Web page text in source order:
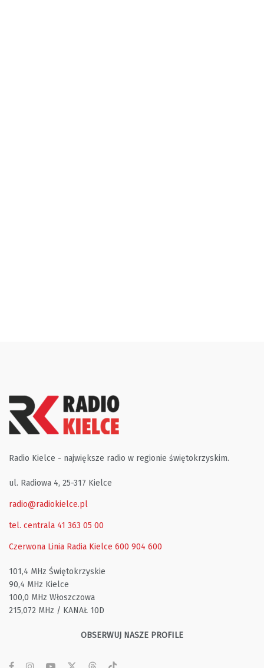
Radio Kielce - największe radio w regionie świętokrzyskim.
ul. Radiowa 4, 25-317 Kielce
radio@radiokielce.pl
tel. centrala 41 363 05 00
Czerwona Linia Radia Kielce 600 904 600
101,4 MHz Świętokrzyskie
90,4 MHz Kielce
100,0 MHz Włoszczowa
215,072 MHz / KANAŁ 10D
OBSERWUJ NASZE PROFILE